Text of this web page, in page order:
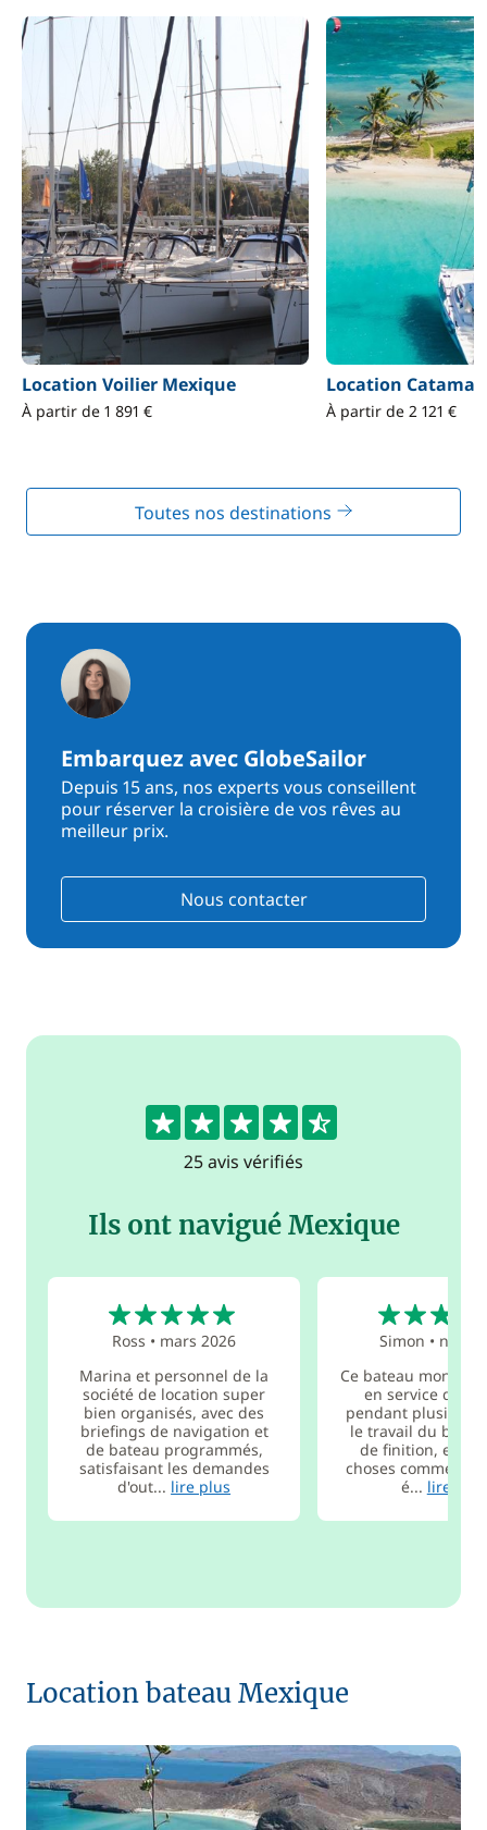
Location Voilier Mexique
À partir de 1 891 €
Location
À partir de 2 121 €
Toutes nos destinations
Embarquez avec GlobeSailor
Depuis 15 ans, nos experts vous conseillent
pour réserver la croisière de vos rêves au
meilleur prix.
Nous contacter
4.5
25 avis vérifiés
Ils ont navigué Mexique
Ross • mars 2026
Marina et personnel de la
société de location super
bien organisés, avec des
briefings de navigation et
de bateau programmés,
satisfaisant les demandes
d'out... lire plus
Simon • nov.
Ce bateau montre
en service de
pendant plusieurs
le travail du bois
de finition, et
choses comme ça,
é... lire plus
Location bateau Mexique